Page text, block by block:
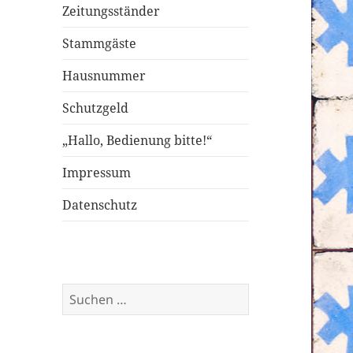
Zeitungsständer
Stammgäste
Hausnummer
Schutzgeld
„Hallo, Bedienung bitte!“
Impressum
Datenschutz
Suche
nach: